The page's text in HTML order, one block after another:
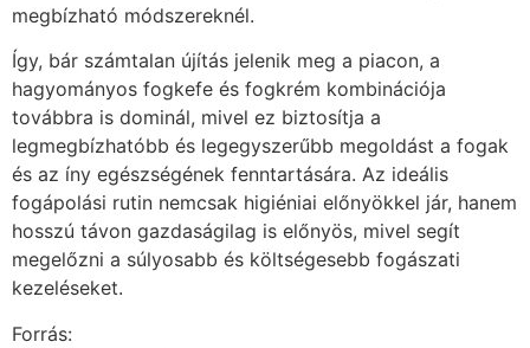
megbízható módszereknél.
Így, bár számtalan újítás jelenik meg a piacon, a
hagyományos fogkefe és fogkrém kombinációja
továbbra is dominál, mivel ez biztosítja a
legmegbízhatóbb és legegyszerűbb megoldást a fogak
és az íny egészségének fenntartására. Az ideális
fogápolási rutin nemcsak higiéniai előnyökkel jár, hanem
hosszú távon gazdaságilag is előnyös, mivel segít
megelőzni a súlyosabb és költségesebb fogászati
kezeléseket.
Forrás: